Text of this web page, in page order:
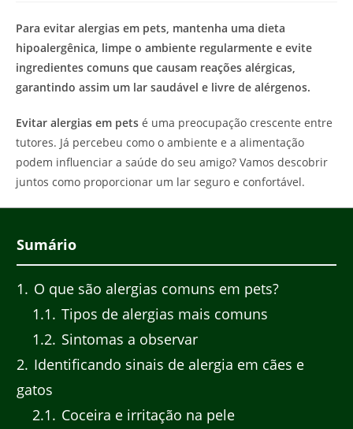
Para evitar alergias em pets, mantenha uma dieta
hipoalergênica, limpe o ambiente regularmente e evite
ingredientes comuns que causam reações alérgicas,
garantindo assim um lar saudável e livre de alérgenos.
Evitar alergias em pets é uma preocupação crescente entre
tutores. Já percebeu como o ambiente e a alimentação
podem influenciar a saúde do seu amigo? Vamos descobrir
juntos como proporcionar um lar seguro e confortável.
Sumário
1
O que são alergias comuns em pets?
1.1
Tipos de alergias mais comuns
1.2 Sintomas a observar
2 Identificando sinais de alergia em cães e
gatos
2.1
Coceira e irritação na pele